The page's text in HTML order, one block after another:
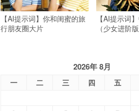
【AI提示词】你和闺蜜的旅
行朋友圈大片
【AI提示词
（少女进阶版
2026年 8月
一 二 三 四 五